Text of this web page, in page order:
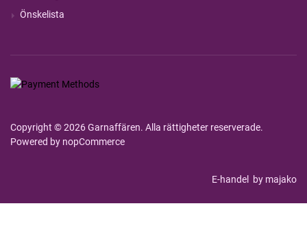
Önskelista
Copyright © 2026 Garnaffären. Alla rättigheter reserverade.
Powered by nopCommerce
E-handel by majako